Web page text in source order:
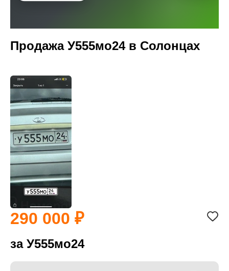
Продажа У555мо24 в Солонцах
290 000
за У555мо24